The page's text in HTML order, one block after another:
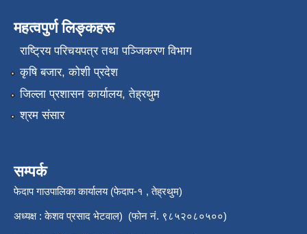
महत्वपुर्ण लिङ्कहरू
राष्‍ट्रिय परिचयपत्र तथा पञ्जिकरण विभाग
कृषि बजार, कोशी प्रदेश
जिल्ला प्रशासन कार्यालय, तेह्रथुम
श्रम संसार
सम्पर्क
फेदाप गाउपालिका कार्यालय (फेदाप-१ , तेह्रथुम)
अध्यक्ष : केशव प्रसाद भेटवाल) (फोन नं. ९८५२०८०५००)